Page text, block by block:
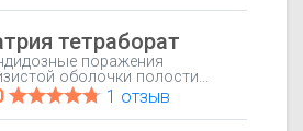
препаратов, применяемых
половым путем.
бактерии
исключением Mycobacterium
Активен в
бактерий, грибов,
простейших.
изготовлены на
основе и не
раздражающего
тетраборат
поражения
оболочки полости
глотки, половых органов.
1 отзыв